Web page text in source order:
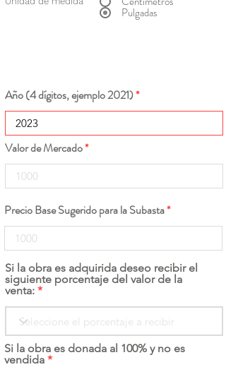
Pulgadas
Año (4 dígitos, ejemplo 2021)
Valor de Mercado
Precio Base Sugerido para la Subasta
Si la obra es adquirida deseo recibir el
siguiente porcentaje del valor de la
venta:
Si la obra es donada al 100% y no es
vendida